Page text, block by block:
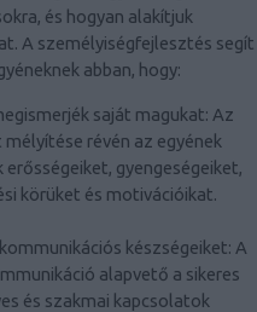
és hogyan alakítjuk
A személyiségfejlesztés segít
abban, hogy:
saját magukat: Az
révén az egyének
gyengeségeiket,
körüket és motivációikat.
készségeiket: A
alapvető a sikeres
és szakmai kapcsolatok